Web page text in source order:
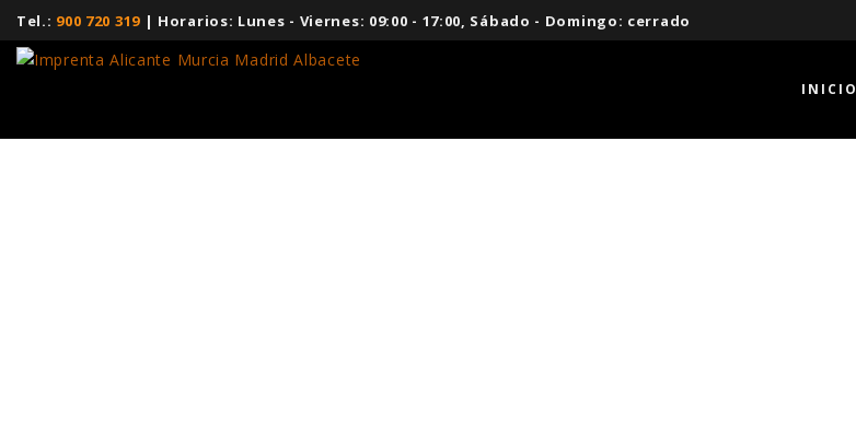
Tel.: 900 720 319| Horarios: Lunes - Viernes: 09:00 - 17:00, Sábado - Domingo: cerrado
INICIO